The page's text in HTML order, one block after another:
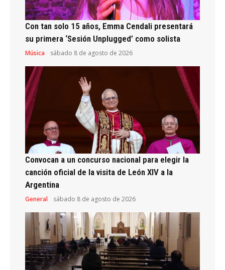
Con tan solo 15 años, Emma Cendali presentará
su primera ‘Sesión Unplugged’ como solista
Música sábado 8 de agosto de 2026
Convocan a un concurso nacional para elegir la
canción oficial de la visita de León XIV a la
Argentina
General sábado 8 de agosto de 2026